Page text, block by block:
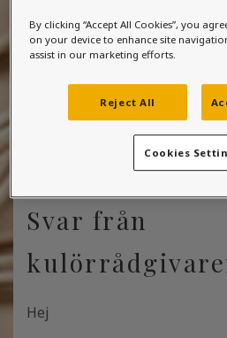
2026-06-01 15:19:27
Svar från
Hej
By clicking “Accept All Cookies”, you
on your device to enhance site
assist in our marketing efforts.
Reject All
Cookies